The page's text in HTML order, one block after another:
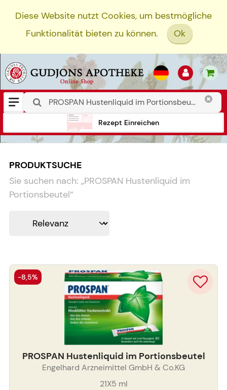
Diese Website nutzt Cookies, um bestmögliche
Funktionalität bieten zu können.
Ok
Rezept Einreichen
PRODUKTSUCHE
Sie suchen nach: „PROSPAN Hustenliquid im
Portionsbeutel“
PROSPAN Hustenliquid im Portionsbeutel
Engelhard Arzneimittel GmbH & Co.KG
21X5 ml
-8,5%